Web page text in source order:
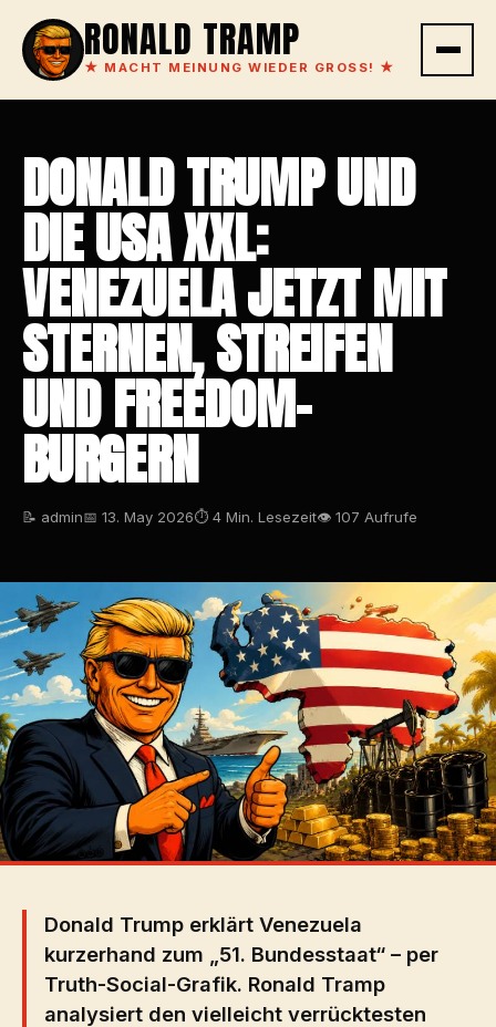
RONALD TRAMP
★ MACHT MEINUNG WIEDER GROSS! ★
DONALD TRUMP UND
DIE USA XXL:
VENEZUELA JETZT MIT
STERNEN, STREIFEN
UND FREEDOM-
BURGERN
📝 admin📅 13. May 2026⏱ 4 Min. Lesezeit👁 107 Aufrufe
Donald Trump erklärt Venezuela
kurzerhand zum „51. Bundesstaat“ – per
Truth-Social-Grafik. Ronald Tramp
analysiert den vielleicht verrücktesten